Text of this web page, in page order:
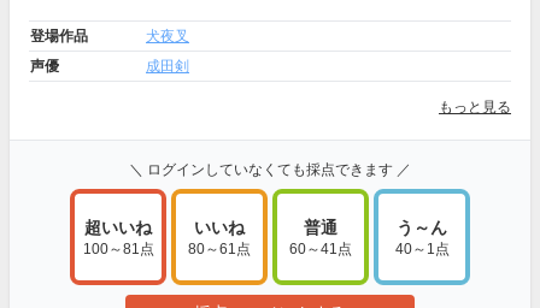
登場作品
犬夜叉
声優
成田剣
もっと見る
＼ ログインしていなくても採点できます ／
超いいね
100～81点
いいね
80～61点
普通
60～41点
う～ん
40～1点